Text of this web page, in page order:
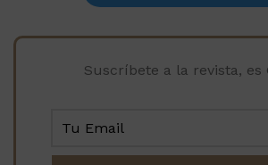
Suscríbete a la revista, es